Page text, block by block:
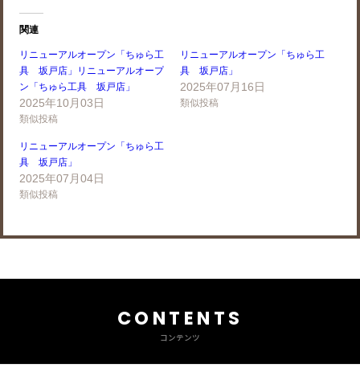
関連
リニューアルオープン「ちゅら工
具 坂戸店」リニューアルオープ
ン「ちゅら工具 坂戸店」
2025年10月03日
類似投稿
リニューアルオープン「ちゅら工
具 坂戸店」
2025年07月16日
類似投稿
リニューアルオープン「ちゅら工
具 坂戸店」
2025年07月04日
類似投稿
CONTENTS
コンテンツ